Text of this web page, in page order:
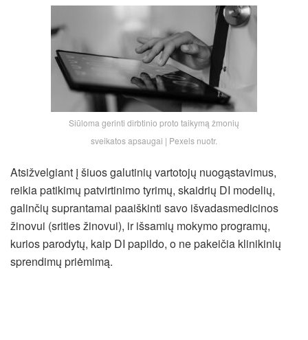
Siūloma gerinti dirbtinio proto taikymą žmonių
sveikatos apsaugai | Pexels nuotr.
Atsižvelgiant į šiuos galutinių vartotojų nuogąstavimus,
reikia patikimų patvirtinimo tyrimų, skaidrių DI modelių,
galinčių suprantamai paaiškinti savo išvadasmedicinos
žinovui (srities žinovui), ir išsamių mokymo programų,
kurios parodytų, kaip DI papildo, o ne pakeičia klinikinių
sprendimų priėmimą.